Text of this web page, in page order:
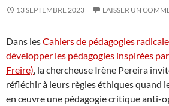
13 SEPTEMBRE 2023 LAISSER UN
Dans lesCahiers de pédagogies
développer les pédagogies inspirées
Freire), la chercheuse Irène Pereira
réfléchir à leurs règles éthiques quand
en œuvre une pédagogie critique anti-